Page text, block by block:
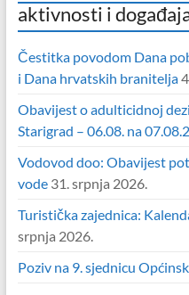
aktivnosti i
Čestitka povodom Dana
i Dana hrvatskih branitelja
Obavijest o adulticidnoj
Starigrad – 06.08. na
Vodovod doo: Obavijest
vode 31. srpnja 2026.
Turistička zajednica:
srpnja 2026.
Poziv na 9. sjednicu